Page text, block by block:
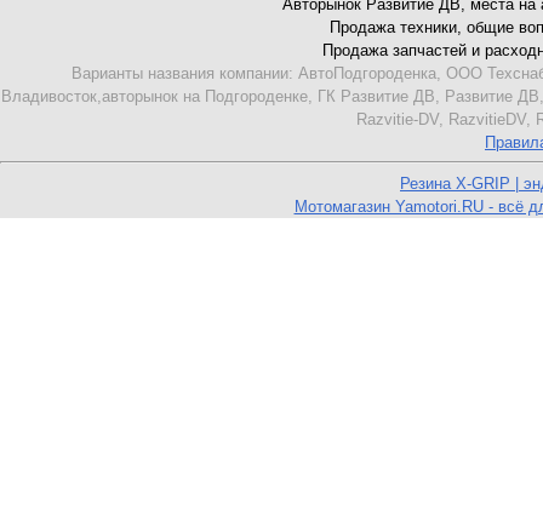
Авторынок Развитие ДВ, места на
Продажа техники, общие
Продажа запчастей и
Варианты названия компании: АвтоПодгороденка, ООО
Владивосток,авторынок на Подгороденке, ГК Развитие ДВ,
Razvitie-DV, RazvitieDV,
Резина X-GRIP |
Мотомагазин Yamotori.RU - всё